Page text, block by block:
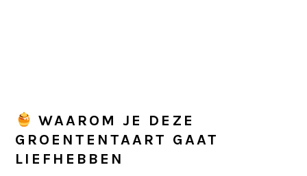
WAAROM JE DEZE
GROENTENTAART GAAT
LIEFHEBBEN